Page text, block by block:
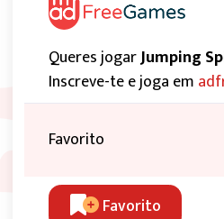
Queres jogarJumping
Inscreve-te e joga em
Favorito
Favorito